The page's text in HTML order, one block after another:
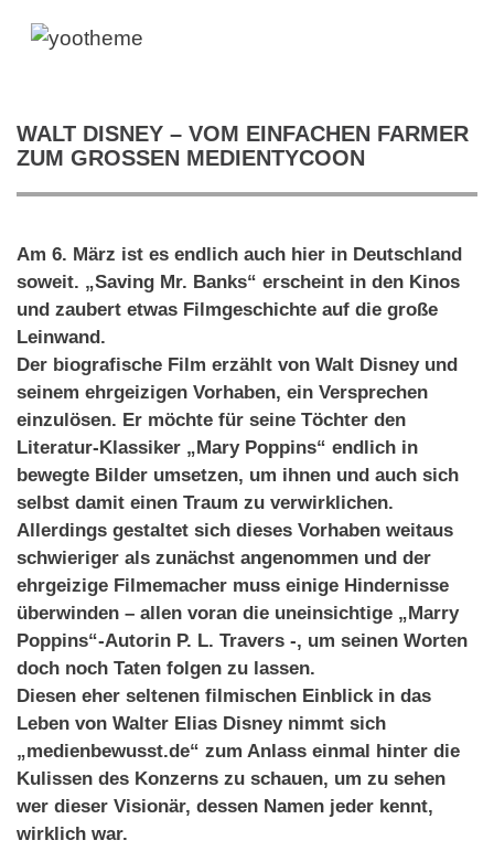
WALT DISNEY – VOM EINFACHEN FARMER
ZUM GROSSEN MEDIENTYCOON
Am 6. März ist es endlich auch hier in Deutschland
soweit. „Saving Mr. Banks“ erscheint in den Kinos
und zaubert etwas Filmgeschichte auf die große
Leinwand.
Der biografische Film erzählt von Walt Disney und
seinem ehrgeizigen Vorhaben, ein Versprechen
einzulösen. Er möchte für seine Töchter den
Literatur-Klassiker „Mary Poppins“ endlich in
bewegte Bilder umsetzen, um ihnen und auch sich
selbst damit einen Traum zu verwirklichen.
Allerdings gestaltet sich dieses Vorhaben weitaus
schwieriger als zunächst angenommen und der
ehrgeizige Filmemacher muss einige Hindernisse
überwinden – allen voran die uneinsichtige „Marry
Poppins“-Autorin P. L. Travers -, um seinen Worten
doch noch Taten folgen zu lassen.
Diesen eher seltenen filmischen Einblick in das
Leben von Walter Elias Disney nimmt sich
„medienbewusst.de“ zum Anlass einmal hinter die
Kulissen des Konzerns zu schauen, um zu sehen
wer dieser Visionär, dessen Namen jeder kennt,
wirklich war.